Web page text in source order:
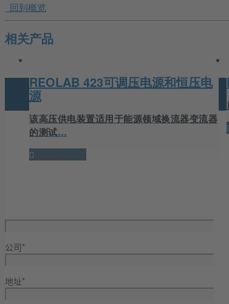
回到概览
相关产品
REOLAB 423可调压电源和恒压电
源
该高压供电装置适用于能源领域换流器变流器
的测试…
公司*
地址*